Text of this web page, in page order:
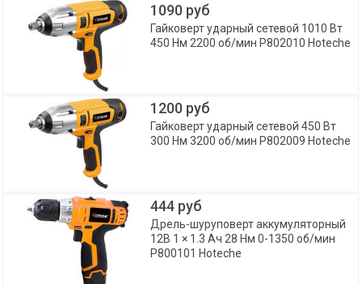
1090 руб
Гайковерт ударный сетевой 1010 Вт
450 Нм 2200 об/мин P802010 Hoteche
1200 руб
Гайковерт ударный сетевой 450 Вт
300 Нм 3200 об/мин P802009 Hoteche
444 руб
Дрель-шуруповерт аккумуляторный
12В 1 × 1.3 Aч 28 Нм 0-1350 об/мин
P800101 Hoteche